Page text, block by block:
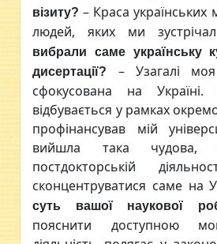
візиту? – Краса українських
людей, яких ми
вибрали саме українську
дисертації? – Узагалі
сфокусована на
відбувається у рамках
профінансував мій
вийшла така
постдокторській
сконцентруватися саме на
суть вашої наукової
пояснити доступною